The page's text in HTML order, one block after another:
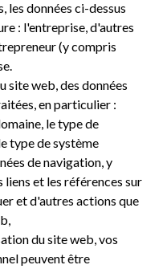
les données ci-dessus
: l'entreprise, d'autres
(y compris
site web, des données
en particulier :
le type de
type de système
de navigation, y
et les références sur
et d'autres actions que
du site web, vos
peuvent être